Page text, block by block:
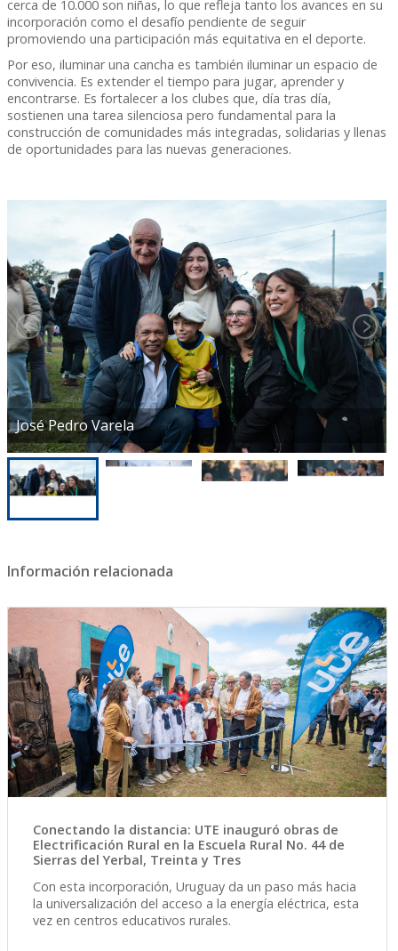
cerca de 10.000 son niñas, lo que refleja tanto los avances en su
incorporación como el desafío pendiente de seguir
promoviendo una participación más equitativa en el deporte.
Por eso, iluminar una cancha es también iluminar un espacio de
convivencia. Es extender el tiempo para jugar, aprender y
encontrarse. Es fortalecer a los clubes que, día tras día,
sostienen una tarea silenciosa pero fundamental para la
construcción de comunidades más integradas, solidarias y llenas
de oportunidades para las nuevas generaciones.
José Pedro Varela
Información relacionada
Conectando la distancia: UTE inauguró obras de
Electrificación Rural en la Escuela Rural No. 44 de
Sierras del Yerbal, Treinta y Tres
Con esta incorporación, Uruguay da un paso más hacia
la universalización del acceso a la energía eléctrica, esta
vez en centros educativos rurales.